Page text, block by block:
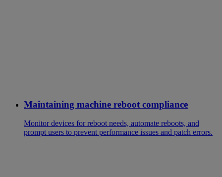
Maintaining machine reboot compliance
Monitor devices for reboot needs, automate reboots, and
prompt users to prevent performance issues and patch errors.